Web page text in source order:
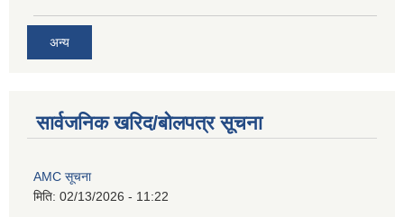
अन्य
सार्वजनिक खरिद/बोलपत्र सूचना
AMC सूचना
मिति: 02/13/2026 - 11:22